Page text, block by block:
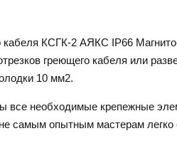
КСГК-2 АЯКС IP66
греющего кабеля или
10 мм2.
все необходимые крепежные
самым опытным мастерам